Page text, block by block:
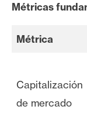
Métricas
Métrica
Capitalización
de mercado